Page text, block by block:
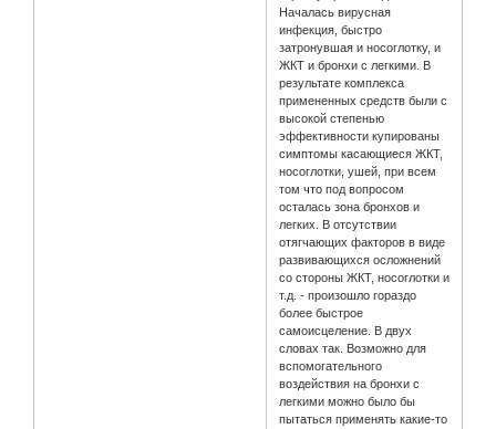
Началась вирусная
инфекция, быстро
затронувшая и носоглотку, и
ЖКТ и бронхи с легкими. В
результате комплекса
примененных средств были с
высокой степенью
эффективности купированы
симптомы касающиеся ЖКТ,
носоглотки, ушей, при всем
том что под вопросом
осталась зона бронхов и
легких. В отсутствии
отягчающих факторов в виде
развивающихся осложнений
со стороны ЖКТ, носоглотки и
т.д. - произошло гораздо
более быстрое
самоисцеление. В двух
словах так. Возможно для
вспомогательного
воздействия на бронхи с
легкими можно было бы
пытаться применять какие-то